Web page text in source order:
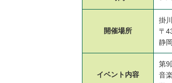
開催場所
掛
〒
静
イベント 内容
第9
音